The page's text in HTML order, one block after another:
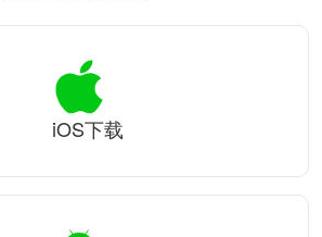
iOS下载